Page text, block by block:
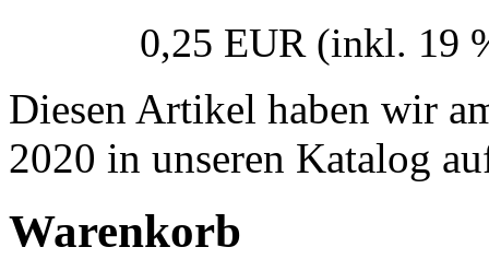
0,25 EUR (inkl. 19
Diesen Artikel haben wir
2020 in unseren Katalog
Warenkorb